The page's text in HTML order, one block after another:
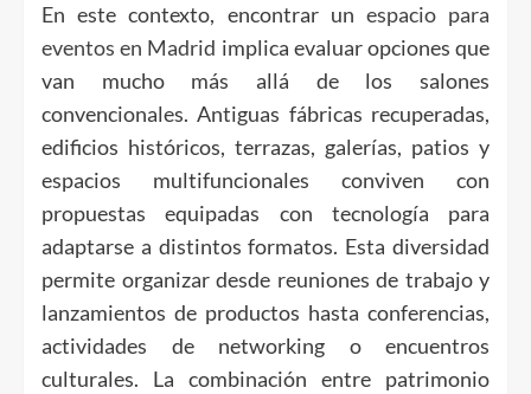
En este contexto, encontrar un espacio para
eventos en Madrid implica evaluar opciones que
van mucho más allá de los salones
convencionales. Antiguas fábricas recuperadas,
edificios históricos, terrazas, galerías, patios y
espacios multifuncionales conviven con
propuestas equipadas con tecnología para
adaptarse a distintos formatos. Esta diversidad
permite organizar desde reuniones de trabajo y
lanzamientos de productos hasta conferencias,
actividades de networking o encuentros
culturales. La combinación entre patrimonio